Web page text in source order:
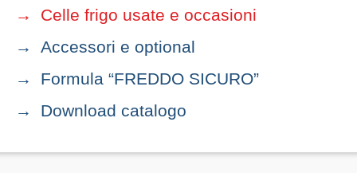
Celle frigo usate e occasioni
Accessori e optional
Formula “FREDDO SICURO”
Download catalogo